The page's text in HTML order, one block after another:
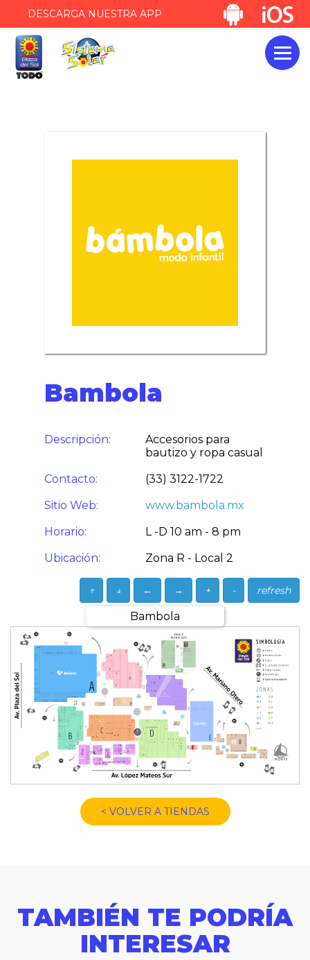
DESCARGA NUESTRA APP
Bambola
Descripción:
Accesorios para
bautizo y ropa casual
Contacto:
(33) 3122-1722
Sitio Web:
www.bambola.mx
Horario:
L -D 10 am - 8 pm
Ubicación:
Zona R - Local 2
refresh
-
+
→
←
↓
↑
Bambola
< VOLVER A TIENDAS
TAMBIÉN TE PODRÍA
INTERESAR